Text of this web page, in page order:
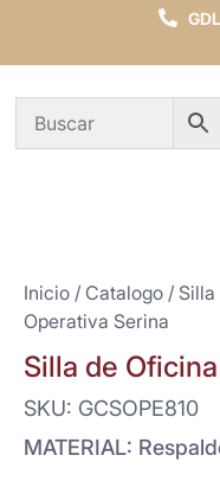
GDL
Inicio / Catalogo /
Operativa Serina
Silla de
SKU: GCSOPE810
MATERIAL: